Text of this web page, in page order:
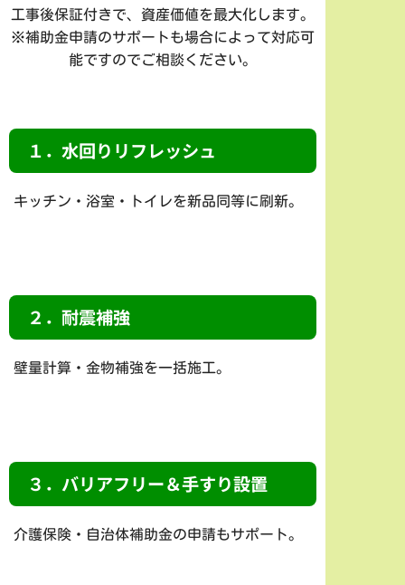
工事後保証付きで、資産価値を最大化します。
※補助金申請のサポートも場合によって対応可
能ですのでご相談ください。
１．水回りリフレッシュ
キッチン・浴室・トイレを新品同等に刷新。
２．耐震補強
壁量計算・金物補強を一括施工。
３．バリアフリー＆手すり設置
介護保険・自治体補助金の申請もサポート。